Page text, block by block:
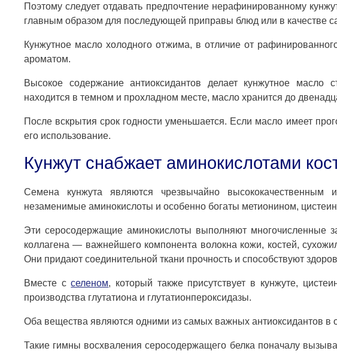
Поэтому следует отдавать предпочтение нерафинированному
главным образом для последующей приправы блюд или в качестве
Кунжутное масло холодного отжима, в отличие от
ароматом.
Высокое содержание антиоксидантов делает кунжутное масло
находится в темном и прохладном месте, масло хранится до
После вскрытия срок годности уменьшается. Если масло имеет
его использование.
Кунжут снабжает аминокислотами
Семена кунжута являются чрезвычайно высококачественным
незаменимые аминокислоты и особенно богаты метионином,
Эти серосодержащие аминокислоты выполняют многочисленные
коллагена — важнейшего компонента волокна кожи, костей,
Они придают соединительной ткани прочность и способствуют
Вместе сселеном, который также присутствует в кунжуте,
производства глутатиона и глутатионпероксидазы.
Оба вещества являются одними из самых важных антиоксидантов в
Такие гимны восхваления серосодержащего белка поначалу